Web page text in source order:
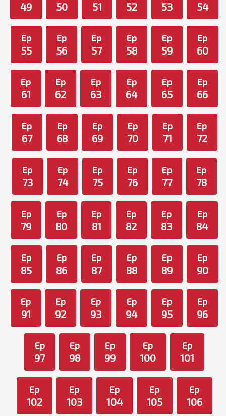
49 50 51 52 53 54
Ep
55
Ep
56
Ep
57
Ep
58
Ep
59
Ep
60
Ep
61
Ep
62
Ep
63
Ep
64
Ep
65
Ep
66
Ep
67
Ep
68
Ep
69
Ep
70
Ep
71
Ep
72
Ep
73
Ep
74
Ep
75
Ep
76
Ep
77
Ep
78
Ep
79
Ep
80
Ep
81
Ep
82
Ep
83
Ep
84
Ep
85
Ep
86
Ep
87
Ep
88
Ep
89
Ep
90
Ep
91
Ep
92
Ep
93
Ep
94
Ep
95
Ep
96
Ep
97
Ep
98
Ep
99
Ep
100
Ep
101
Ep
102
Ep
103
Ep
104
Ep
105
Ep
106